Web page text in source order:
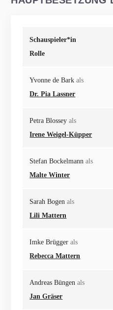
Schauspieler*in
Rolle
Yvonne de Bark als
Dr. Pia Lassner
Petra Blossey als
Irene Weigel-Küpper
Stefan Bockelmann als
Malte Winter
Sarah Bogen als
Lili Mattern
Imke Brügger als
Rebecca Mattern
Andreas Büngen als
Jan Gräser